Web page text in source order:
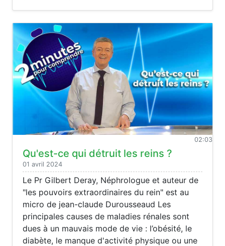
02:03
Qu'est-ce qui détruit les reins ?
01 avril 2024
Le Pr Gilbert Deray, Néphrologue et auteur de
"les pouvoirs extraordinaires du rein" est au
micro de jean-claude Durousseaud Les
principales causes de maladies rénales sont
dues à un mauvais mode de vie : l’obésité, le
diabète, le manque d'activité physique ou une